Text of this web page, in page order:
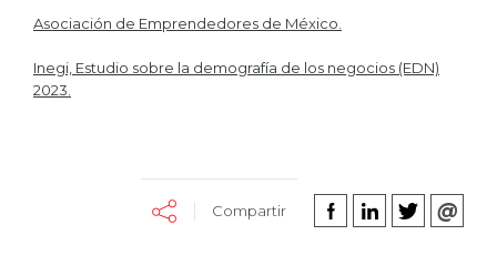
Asociación de Emprendedores de México.
Inegi, Estudio sobre la demografía de los negocios (EDN)
2023.
Compartir